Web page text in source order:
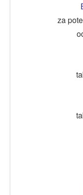
za